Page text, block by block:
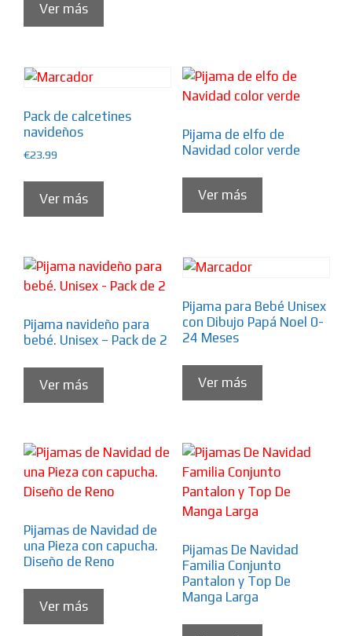
Ver más
Pack de calcetines
navideños
€23.99
Ver más
Pijama de elfo de
Navidad color verde
Ver más
Pijama navideño para
bebé. Unisex – Pack de 2
Ver más
Pijama para Bebé Unisex
con Dibujo Papá Noel 0-
24 Meses
Ver más
Pijamas de Navidad de
una Pieza con capucha.
Diseño de Reno
Ver más
Pijamas De Navidad
Familia Conjunto
Pantalon y Top De
Manga Larga